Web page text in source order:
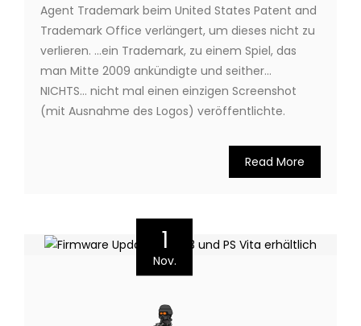
Agent Trademark beim United States Patent and
Trademark Office verlängert, um dieses nicht zu
verlieren. …ein Trademark, zu einem Spiel, das
man Mitte 2009 ankündigte und seither…
NICHTS… nicht mal einen einzigen Screenshot
(mit Ausnahme des Logos) veröffentlichte.
Read More
1
Nov.